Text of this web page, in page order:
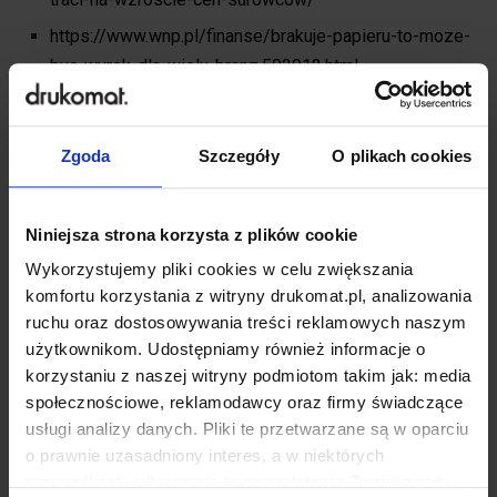
Zgoda Szczegóły O plikach cookies
Niniejsza strona korzysta z plików cookie
Wykorzystujemy pliki cookies w celu zwiększania
komfortu korzystania z witryny drukomat.pl, analizowania
ruchu oraz dostosowywania treści reklamowych naszym
użytkownikom. Udostępniamy również informacje o
korzystaniu z naszej witryny podmiotom takim jak: media
społecznościowe, reklamodawcy oraz firmy świadczące
usługi analizy danych. Pliki te przetwarzane są w oparciu
o prawnie uzasadniony interes, a w niektórych
https://www.wnp.pl/finanse/brakuje-papieru-to-moze-
byc-wyrok-dla-wielu-branz,502012.html
https://www.printweek.com/news/article/paper-
prices-keep-going-up
1 komentarz
poprzedni post
NADCHODZĄCY ROK BĘDZIE VERY PERI!
POZNAJ KOLOR INSTYTUTU PANTONE NA
2022
następny post
DRUKOMAT & BE THE ONE. KRÓTKA HISTORIA
PRZYJAŹNI, UTRWALONA NA
POLIGRAFICZNEJ KLISZY